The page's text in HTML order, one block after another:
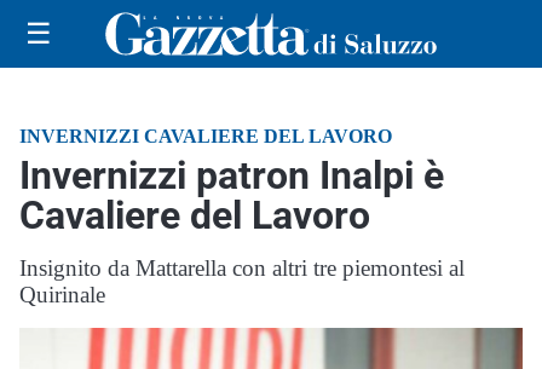
☰
INVERNIZZI CAVALIERE DEL LAVORO
Invernizzi patron Inalpi è
Cavaliere del Lavoro
Insignito da Mattarella con altri tre piemontesi al
Quirinale